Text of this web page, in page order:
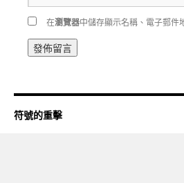
在瀏覽器中儲存顯示名稱、電子郵件
符號的重擊